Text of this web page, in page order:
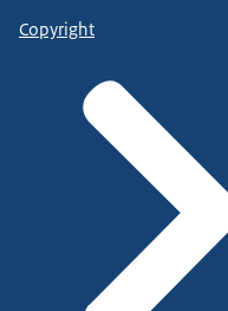
Copyright